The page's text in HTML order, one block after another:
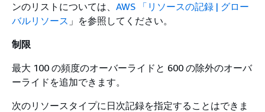
ンのリストについては、 AWS 「リソースの記録 | グロー
バルリソース 」を参照してください。
制限
最大 100 の頻度のオーバーライドと 600 の除外のオーバ
ーライドを追加できます。
次のリソースタイプに日次記録を指定することはできま